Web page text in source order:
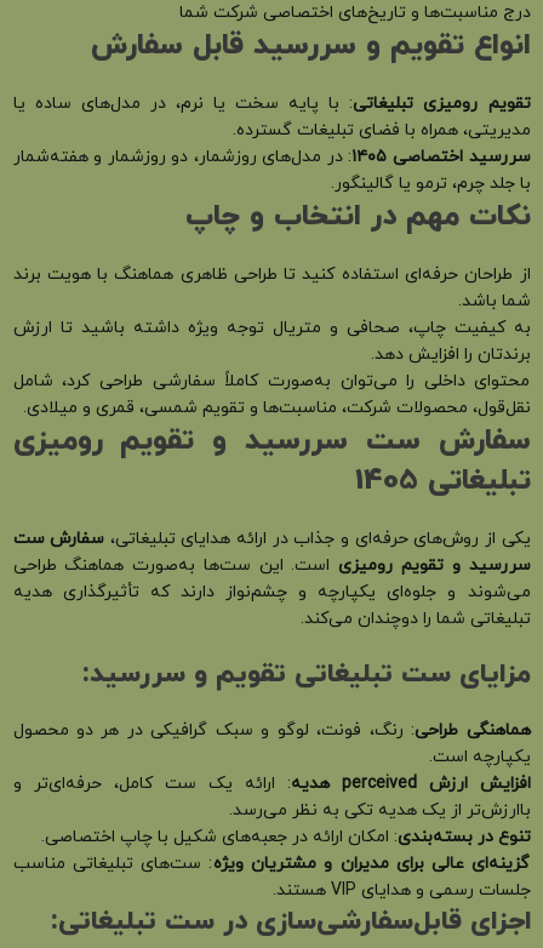
درج مناسبت‌ها و تاریخ‌های اختصاصی شرکت شما
انواع تقویم و سررسید قابل سفارش
تقویم رومیزی تبلیغاتی: با پایه سخت یا نرم، در مدل‌های ساده یا
مدیریتی، همراه با فضای تبلیغات گسترده.
سررسید اختصاصی ۱۴۰۵: در مدل‌های روزشمار، دو روزشمار و هفته‌شمار
با جلد چرم، ترمو یا گالینگور.
نکات مهم در انتخاب و چاپ
از طراحان حرفه‌ای استفاده کنید تا طراحی ظاهری هماهنگ با هویت برند
شما باشد.
به کیفیت چاپ، صحافی و متریال توجه ویژه داشته باشید تا ارزش
برندتان را افزایش دهد.
محتوای داخلی را می‌توان به‌صورت کاملاً سفارشی طراحی کرد، شامل
نقل‌قول، محصولات شرکت، مناسبت‌ها و تقویم شمسی، قمری و میلادی.
سفارش ست سررسید و تقویم رومیزی
تبلیغاتی 1405
یکی از روش‌های حرفه‌ای و جذاب در ارائه هدایای تبلیغاتی، سفارش ست
سررسید و تقویم رومیزی است. این ست‌ها به‌صورت هماهنگ طراحی
می‌شوند و جلوه‌ای یکپارچه و چشم‌نواز دارند که تأثیرگذاری هدیه
تبلیغاتی شما را دوچندان می‌کند.
مزایای ست تبلیغاتی تقویم و سررسید:
هماهنگی طراحی: رنگ، فونت، لوگو و سبک گرافیکی در هر دو محصول
یکپارچه است.
افزایش ارزش perceived هدیه: ارائه یک ست کامل، حرفه‌ای‌تر و
باارزش‌تر از یک هدیه تکی به نظر می‌رسد.
تنوع در بسته‌بندی: امکان ارائه در جعبه‌های شکیل با چاپ اختصاصی.
گزینه‌ای عالی برای مدیران و مشتریان ویژه: ست‌های تبلیغاتی مناسب
جلسات رسمی و هدایای VIP هستند.
اجزای قابل‌سفارشی‌سازی در ست تبلیغاتی: